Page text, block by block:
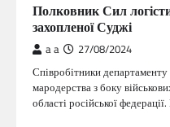
Полковник Сил
захопленої Суджі
a a 27/08/2024
Співробітники
мародерства з боку
області російської